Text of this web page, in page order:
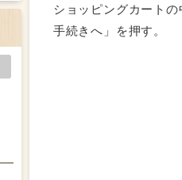
ショッピングカート
手続きへ」を押す。